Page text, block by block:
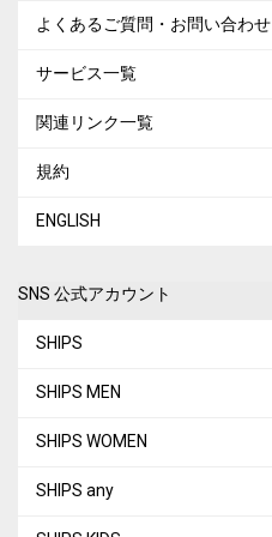
よくあるご質問・お問い合わせ
サービス一覧
関連リンク一覧
規約
ENGLISH
SNS 公式アカウント
SHIPS
SHIPS MEN
SHIPS WOMEN
SHIPS any